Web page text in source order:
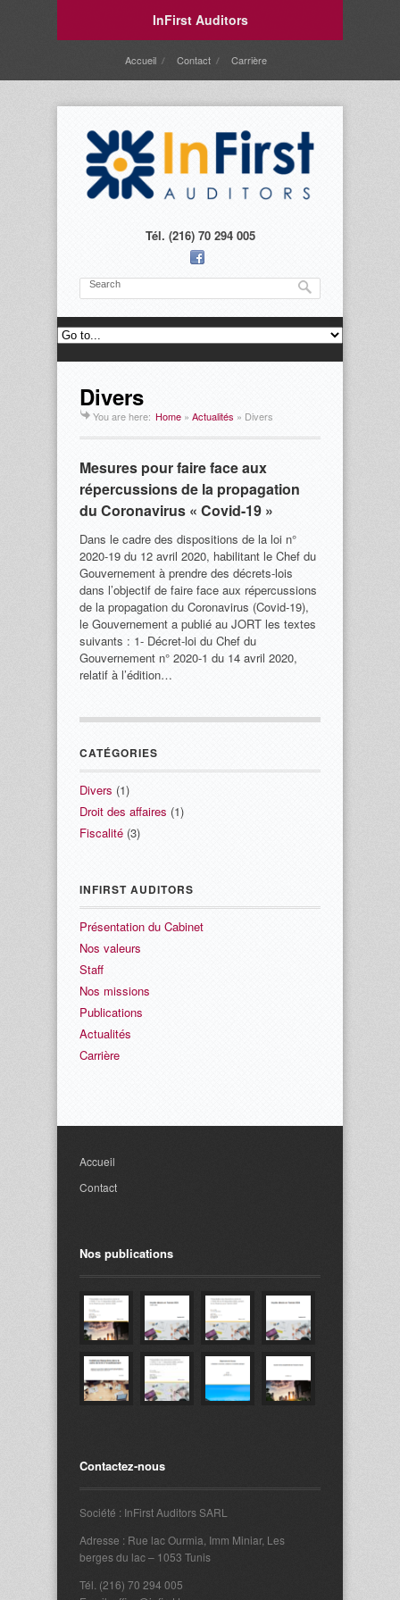
InFirst Auditors
Accueil Contact Carrière
Tél. (216) 70 294 005
Divers
You are here: Home » Actualités » Divers
Mesures pour faire face aux
répercussions de la propagation
du Coronavirus « Covid-19 »
Dans le cadre des dispositions de la loi n°
2020-19 du 12 avril 2020, habilitant le Chef du
Gouvernement à prendre des décrets-lois
dans l’objectif de faire face aux répercussions
de la propagation du Coronavirus (Covid-19),
le Gouvernement a publié au JORT les textes
suivants : 1- Décret-loi du Chef du
Gouvernement n° 2020-1 du 14 avril 2020,
relatif à l’édition…
CATÉGORIES
Divers (1)
Droit des affaires (1)
Fiscalité (3)
INFIRST AUDITORS
Présentation du Cabinet
Nos valeurs
Staff
Nos missions
Publications
Actualités
Carrière
Accueil
Contact
Nos publications
Contactez-nous
Société : InFirst Auditors SARL
Adresse : Rue lac Ourmia, Imm Miniar, Les
berges du lac – 1053 Tunis
Tél. (216) 70 294 005